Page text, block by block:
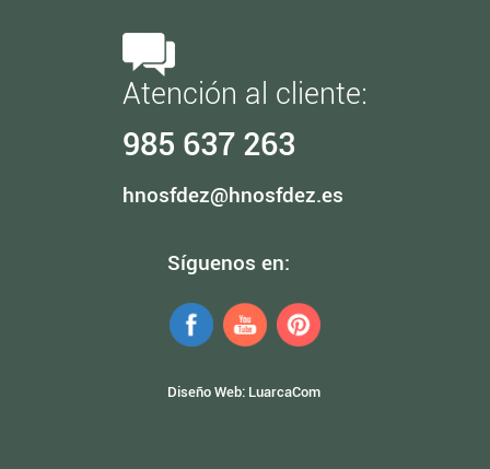
Atención al cliente:
985 637 263
hnosfdez@hnosfdez.es
Síguenos en:
Diseño Web: LuarcaCom